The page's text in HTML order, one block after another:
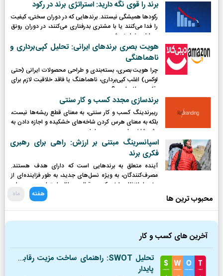
می‌کند.
برند را قوی نگه دارید: استراتژی برند در رکود
رکودها همیشگی نیستند. برندهایی که در دوران سختی، کیفیت
را فدا می‌کنند یا با مشتری بدرفتاری می‌کنند، در دوران رونق
مجازات خواهند شد.
هویت بصری برندهای ایرانی: تحلیل کپی‌برداری و
ناهماهنگی
چرا هویت بصری، بسته‌بندی و طراحی محصولات ایرانی (حتی
لوکس) اغلب کپی‌برداری، ناهماهنگ یا فاقد خلاقیت لازم برای
رقابت جهانی است؟
برندسازی مجدد کسب و کار سنتی
ریبرندینگ کسب و کار سنتی، به معنای قطع ریشه‌ها نیست،
بلکه به معنای هرس کردن شاخه‌های خشکیده و اجازه دادن به
رشد شاخه‌های جدید و پربار است.
اسپانسرینگ مبتنی بر ارزش: راهی برای رهبری
فکری برند
آینده متعلق به برندهایی است که دارای هدف هستند.
مصرف‌کنندگان، به ویژه نسل‌های جدید، به طور فزاینده‌ای از
برندها انتظار دارند که در قبال مسائل اجتماعی و محیطی
محبوب ترین ها هفته ماه
آخرین های کسب و کار
تحلیل SWOT: راهنمای ساخت مزیت رقابتی
پایدار